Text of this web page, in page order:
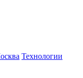
Технологии